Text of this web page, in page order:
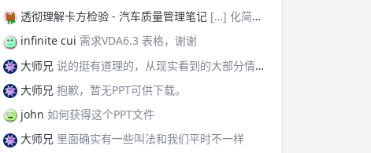
透彻理解卡方检验 - 汽车质量管理笔记 […] 化简后的式子是我们在卡方检验中需要用到的式子，所以请大家牢记！对于上述式子有疑惑的读者可以学习基础的概率论，也可以参考我之前写的一篇关于独立的文章（《【直观数学】如何理解两事件间的独立关系》）。如果没有问题的话，我们可以进入到卡方检验原理与步骤的主体介绍部分！ […]
infinite cui 需求VDA6.3 表格，谢谢
大师兄 说的挺有道理的，从现实看到的大部分情况，做技术的人都比较直，对技术的一丝不苟，容易在遇到需要展现管理能力的时候，就会表现出短板来。管理需要授权，更多应该思考团队、部门间，人员发展，对未来的变化做出应对等的能力。
大师兄 抱歉，暂无PPT可供下载。
john 如何获得这个PPT文件
大师兄 里面确实有一些叫法和我们平时不一样